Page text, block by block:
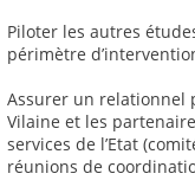
Piloter les autres
périmètre
Assurer un relationnel
Vilaine et les
services de l’Etat
réunions de